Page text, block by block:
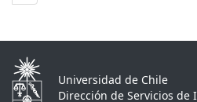
Universidad de Chile
Dirección de Servicios